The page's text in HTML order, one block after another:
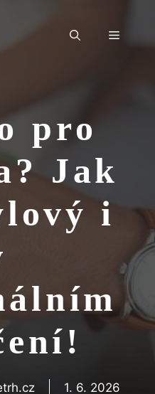
Menu
pro
Jak
i
1. 6. 2026